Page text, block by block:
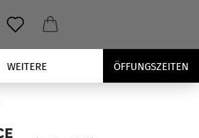
ÖFFUNGSZEITEN
WEITERE